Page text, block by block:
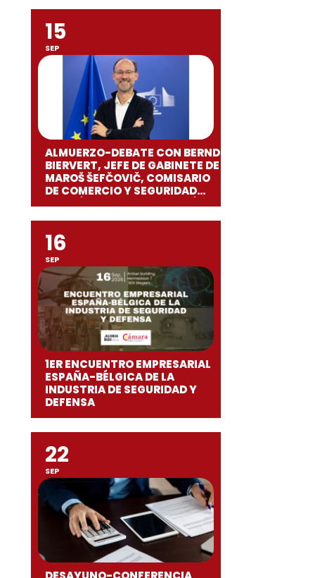
15
SEP
ALMUERZO-DEBATE CON BERND
BIERVERT, JEFE DE GABINETE DE
MAROŠ ŠEFČOVIČ, COMISARIO
DE COMERCIO Y SEGURIDAD
ECONÓMICA EN LA COMISIÓN
16
SEP
1ER ENCUENTRO EMPRESARIAL
ESPAÑA-BÉLGICA DE LA
INDUSTRIA DE SEGURIDAD Y
DEFENSA
22
SEP